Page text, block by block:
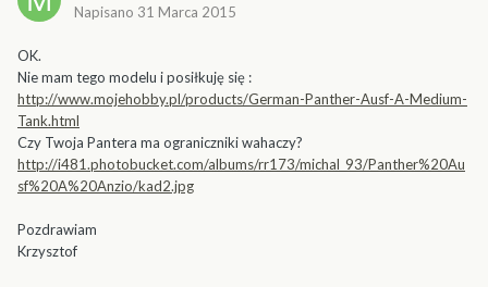
Napisano 31 Marca 2015
OK.
Nie mam tego modelu i posiłkuję się :
http://www.mojehobby.pl/products/German-Panther-Ausf-A-Medium-
Tank.html
Czy Twoja Pantera ma ograniczniki wahaczy?
http://i481.photobucket.com/albums/rr173/michal_93/Panther%20Au
sf%20A%20Anzio/kad2.jpg
Pozdrawiam
Krzysztof